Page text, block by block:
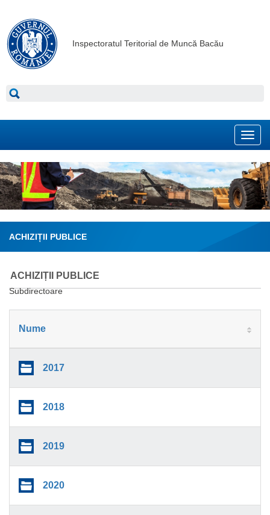
Inspectoratul Teritorial de Muncă Bacău
ACHIZIȚII PUBLICE
ACHIZIȚII PUBLICE
Subdirectoare
Nume
2017
2018
2019
2020